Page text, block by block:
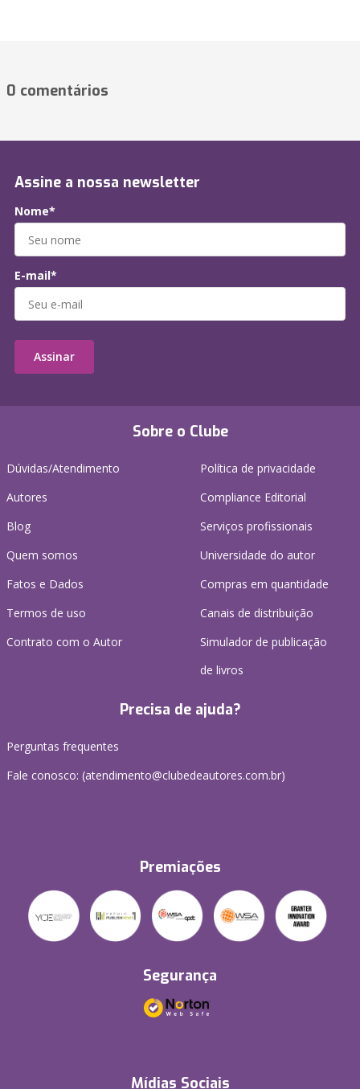
0 comentários
Sobre o Clube
Dúvidas/Atendimento
Autores
Blog
Quem somos
Fatos e Dados
Termos de uso
Contrato com o Autor
Política de privacidade
Compliance Editorial
Serviços profissionais
Universidade do autor
Compras em quantidade
Canais de distribuição
Simulador de publicação
de livros
Precisa de ajuda?
Perguntas frequentes
Fale conosco: (atendimento@clubedeautores.com.br)
Premiações
Segurança
Mídias Sociais
Assine a nossa newsletter
Nome*
E-mail*
Assinar